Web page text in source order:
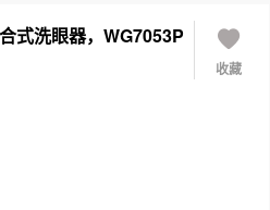
式洗眼器，WG7053P
收藏